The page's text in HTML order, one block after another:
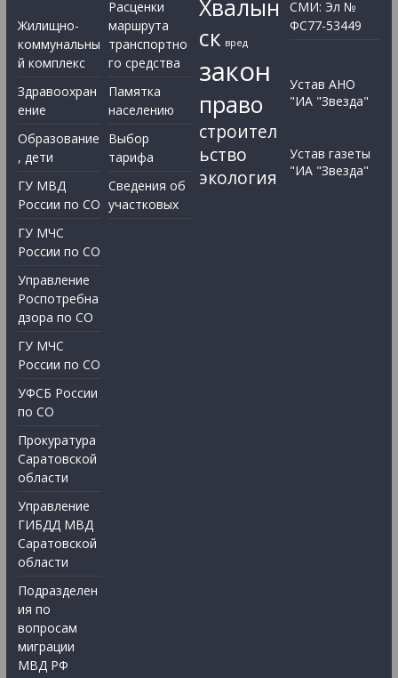
Жилищно-
коммунальны
й комплекс
Здравоохран
ение
Образование
, дети
ГУ МВД
России по СО
ГУ МЧС
России по СО
Управление
Роспотребна
дзора по СО
ГУ МЧС
России по СО
УФСБ России
по СО
Прокуратура
Саратовской
области
Управление
ГИБДД МВД
Саратовской
области
Подразделен
ия по
вопросам
миграции
МВД РФ
Расценки
маршрута
транспортно
го средства
Памятка
населению
Выбор
тарифа
Сведения об
участковых
Хвалын
ск вред
закон
право
строител
ьство
экология
СМИ: Эл №
ФС77-53449
Устав АНО
"ИА "Звезда"
Устав газеты
"ИА "Звезда"